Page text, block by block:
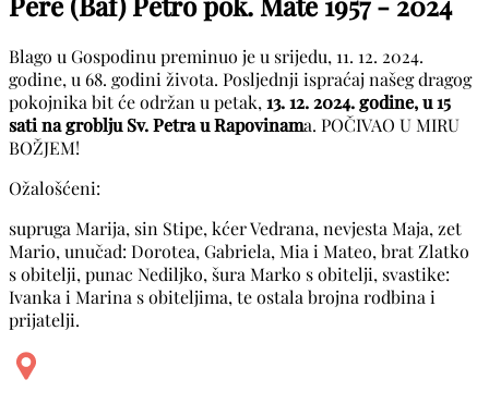
Blago u Gospodinu preminuo je u srijedu, 11. 12. 2024.
godine, u 68. godini života. Posljednji ispraćaj našeg dragog
pokojnika bit će održan u petak, 13. 12. 2024. godine, u 15
sati na groblju Sv. Petra u Rapovinama. POČIVAO U MIRU
BOŽJEM!
Ožalošćeni:
supruga Marija, sin Stipe, kćer Vedrana, nevjesta Maja, zet
Mario, unučad: Dorotea, Gabriela, Mia i Mateo, brat Zlatko
s obitelji, punac Nediljko, šura Marko s obitelji, svastike:
Ivanka i Marina s obiteljima, te ostala brojna rodbina i
prijatelji.